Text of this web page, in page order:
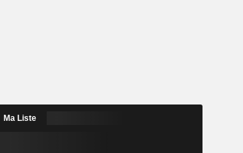
Ma Liste